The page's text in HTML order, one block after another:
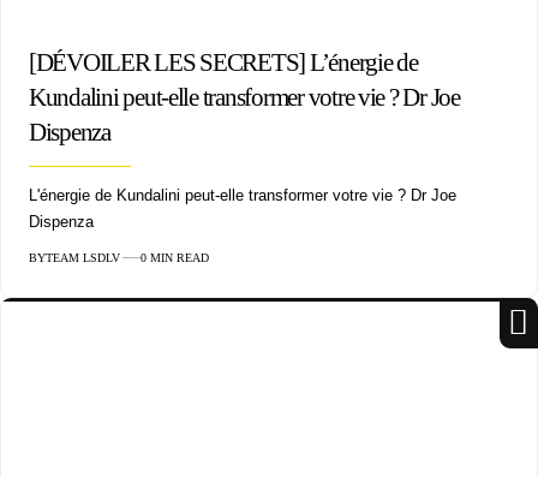
[DÉVOILER LES SECRETS] L’énergie de
Kundalini peut-elle transformer votre vie ? Dr Joe
Dispenza
L'énergie de Kundalini peut-elle transformer votre vie ? Dr Joe
Dispenza
BYTEAM LSDLV 0 MIN READ